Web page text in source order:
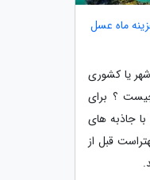
ماه عسل
یا کشوری
؟ برای
جاذبه های
قبل از